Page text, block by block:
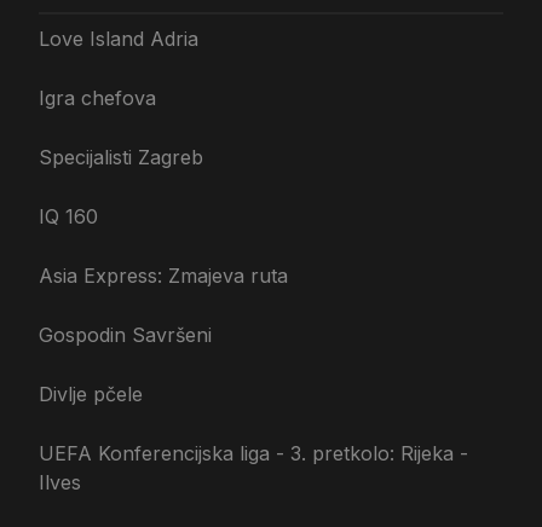
Love Island Adria
Igra chefova
Specijalisti Zagreb
IQ 160
Asia Express: Zmajeva ruta
Gospodin Savršeni
Divlje pčele
UEFA Konferencijska liga - 3. pretkolo: Rijeka -
Ilves